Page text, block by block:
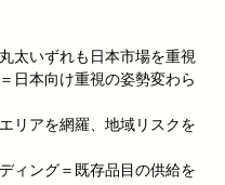
太いずれも日本市場を重視
日本向け重視の姿勢変わら
リアを網羅、地域リスクを
ィング＝既存品目の供給を